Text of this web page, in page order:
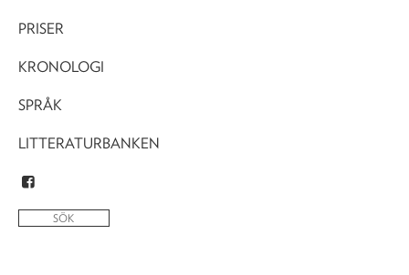
PRISER
KRONOLOGI
SPRÅK
LITTERATURBANKEN